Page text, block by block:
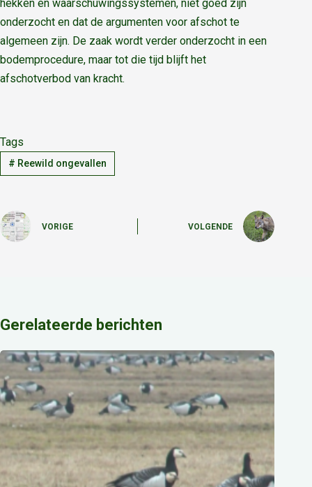
hekken en waarschuwingssystemen, niet goed zijn
onderzocht en dat de argumenten voor afschot te
algemeen zijn. De zaak wordt verder onderzocht in een
bodemprocedure, maar tot die tijd blijft het
afschotverbod van kracht.
Tags
# Reewild ongevallen
VORIGE VOLGENDE
Gerelateerde berichten